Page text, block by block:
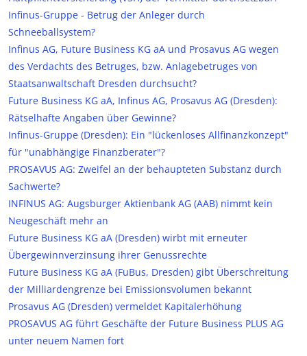
Infinus-Gruppe - Betrug der Anleger durch
Schneeballsystem?
Infinus AG, Future Business KG aA und Prosavus AG wegen
des Verdachts des Betruges, bzw. Anlagebetruges von
Staatsanwaltschaft Dresden durchsucht?
Future Business KG aA, Infinus AG, Prosavus AG (Dresden):
Rätselhafte Angaben über Gewinne?
Infinus-Gruppe (Dresden): Ein "lückenloses Allfinanzkonzept"
für "unabhängige Finanzberater"?
PROSAVUS AG: Zweifel an der behaupteten Substanz durch
Sachwerte?
INFINUS AG: Augsburger Aktienbank AG (AAB) nimmt kein
Neugeschäft mehr an
Future Business KG aA (Dresden) wirbt mit erneuter
Übergewinnverzinsung ihrer Genussrechte
Future Business KG aA (FuBus, Dresden) gibt Überschreitung
der Milliardengrenze bei Emissionsvolumen bekannt
Prosavus AG (Dresden) vermeldet Kapitalerhöhung
PROSAVUS AG führt Geschäfte der Future Business PLUS AG
unter neuem Namen fort